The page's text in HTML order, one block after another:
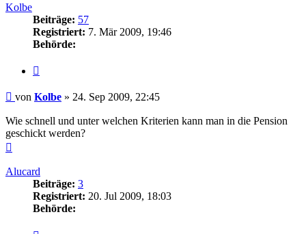
Kolbe
Beiträge: 57
Registriert: 7. Mär 2009, 19:46
Behörde:
Beitrag
von Kolbe » 24. Sep 2009, 22:45
Wie schnell und unter welchen Kriterien kann man in die Pension
geschickt werden?
Alucard
Beiträge: 3
Registriert: 20. Jul 2009, 18:03
Behörde: